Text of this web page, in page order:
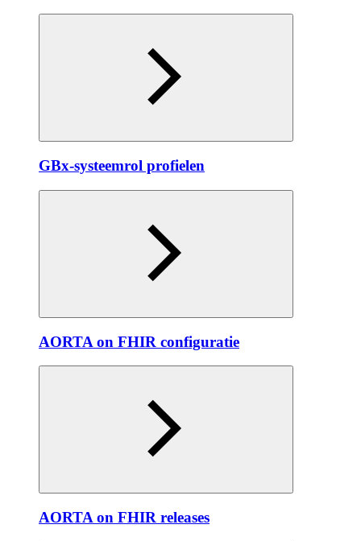
GBx-systeemrol profielen
AORTA on FHIR configuratie
AORTA on FHIR releases